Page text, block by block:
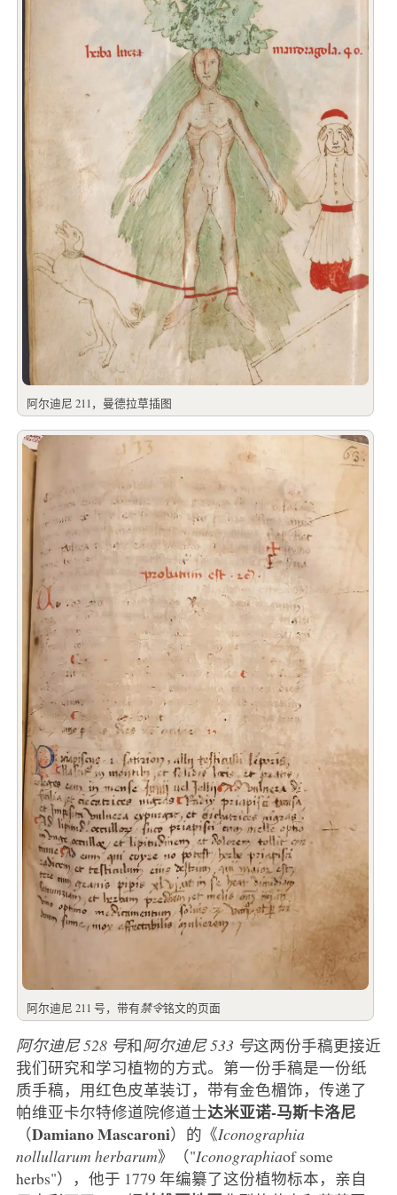
阿尔迪尼 211，曼德拉草插图
阿尔迪尼 211 号，带有禁令铭文的页面
阿尔迪尼 528 号和阿尔迪尼 533 号这两份手稿更接近
我们研究和学习植物的方式。第一份手稿是一份纸
质手稿，用红色皮革装订，带有金色楣饰，传递了
帕维亚卡尔特修道院修道士达米亚诺-马斯卡洛尼
（Damiano Mascaroni）的《Iconographia
nollullarum herbarum》（"Iconographiaof some
herbs"），他于 1779 年编纂了这份植物标本，亲自